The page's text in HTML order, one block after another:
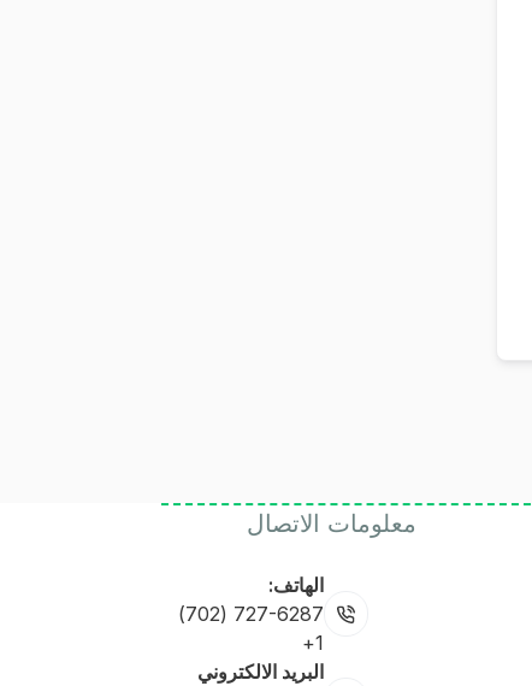
معلومات الاتصال
الهاتف:
727-6287 (702)
1+
البريد الالكتروني